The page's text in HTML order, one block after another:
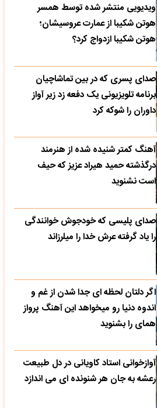
ویدیویی منتشر شده توسط همسر
هوتن شکیبا از عمارت عروسیشان؛
هوتن شکیبا ازدواج کرد؟
صدای پسری که در بین تماشاچیان
برنامه تلویزیونی یک دفعه زد زیر آواز
داوران را شوکه کرد
آهنگ کمتر شنیده شده از هنرمند
درگذشته حمید هیراد عزیز که حیف
است نشنوید
صدای پلیسی که خودجوش خوانندگی
را یاد گرفته عرش خدا را میلرزاند
اگر دلتان لحظه ای جدا شدن از غم و
اندوه دنیا رو میخواهد این آهنگ پرواز
همای را بشنوید
آوازخوانی استاد کاویانی در دل طبیعت
رعشه به جان هر شنونده ای می اندازد